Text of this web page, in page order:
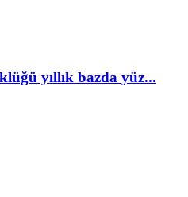
yıllık bazda yüz...